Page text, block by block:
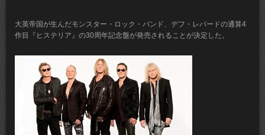
大英帝国が生んだモンスター・ロック・バンド、デフ・レパードの通算4
作目『ヒステリア』の30周年記念盤が発売されることが決定した。